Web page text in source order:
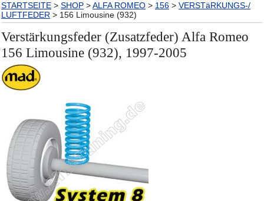
STARTSEITE > SHOP >ALFA ROMEO > 156 > VERSTäRKUNGS-/
LUFTFEDER > 156 Limousine (932)
Verstärkungsfeder (Zusatzfeder) Alfa Romeo
156 Limousine (932), 1997-2005